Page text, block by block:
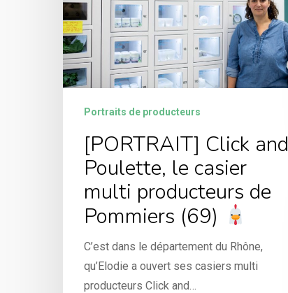
Portraits de producteurs
[PORTRAIT] Click and
Poulette, le casier
multi producteurs de
Pommiers (69)
C’est dans le département du Rhône,
qu’Elodie a ouvert ses casiers multi
producteurs Click and…